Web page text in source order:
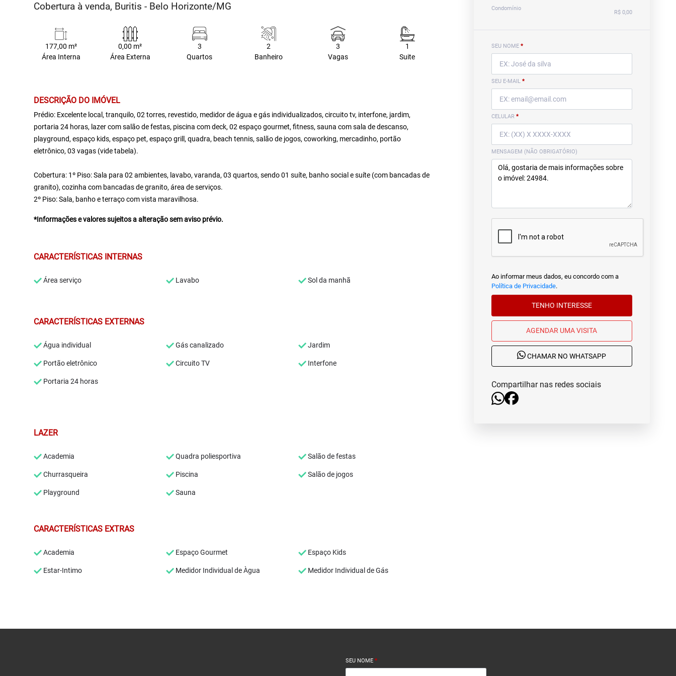
Cobertura à venda, Buritis - Belo Horizonte/MG
177,00 m²
Área Interna
0,00 m²
Área Externa
3
Quartos
2
Banheiro
3
Vagas
1
Suite
DESCRIÇÃO DO IMÓVEL
Prédio: Excelente local, tranquilo, 02 torres, revestido, medidor de água e gás individualizados, circuito tv, interfone, jardim,
portaria 24 horas, lazer com salão de festas, piscina com deck, 02 espaço gourmet, fitness, sauna com sala de descanso,
playground, espaço kids, espaço pet, espaço grill, quadra, beach tennis, salão de jogos, coworking, mercadinho, portão
eletrônico, 03 vagas (vide tabela).
Cobertura: 1º Piso: Sala para 02 ambientes, lavabo, varanda, 03 quartos, sendo 01 suíte, banho social e suíte (com bancadas de
granito), cozinha com bancadas de granito, área de serviços.
2º Piso: Sala, banho e terraço com vista maravilhosa.
*Informações e valores sujeitos a alteração sem aviso prévio.
CARACTERÍSTICAS INTERNAS
Área serviço Lavabo Sol da manhã
CARACTERÍSTICAS EXTERNAS
Água individual Gás canalizado Jardim
Portão eletrônico Circuito TV Interfone
Portaria 24 horas
LAZER
Academia Quadra poliesportiva Salão de festas
Churrasqueira Piscina Salão de jogos
Playground Sauna
CARACTERÍSTICAS EXTRAS
Academia Espaço Gourmet Espaço Kids
Estar-Intimo Medidor Individual de Àgua Medidor Individual de Gás
Condomínio
R$ 0,00
SEU NOME *
SEU E-MAIL *
CELULAR *
MENSAGEM (NÃO OBRIGATÓRIO)
Ao informar meus dados, eu concordo com a
Política de Privacidade.
TENHO INTERESSE
AGENDAR UMA VISITA
CHAMAR NO WHATSAPP
Compartilhar nas redes sociais
SEU NOME *